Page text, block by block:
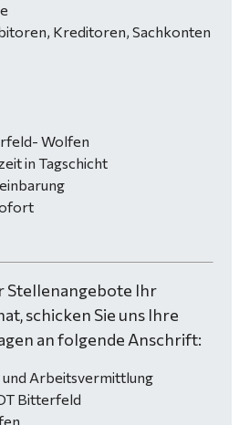
Kreditoren, Sachkonten
Wolfen
in Tagschicht
Stellenangebote Ihr
schicken Sie uns Ihre
an folgende Anschrift:
Arbeitsvermittlung
Bitterfeld